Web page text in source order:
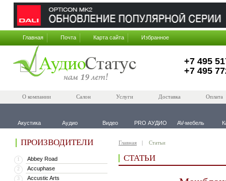
Главная Почта Карта сайта Избранное
+7 495
+7 495
О компании Салон Услуги Доставка Оплата
Акустика Аудио Видео PRO АУДИО AV-мебель
ПРОИЗВОДИТЕЛИ
1 Abbey Road
2 Accuphase
3 Accustic Arts
Главная Статьи
СТАТЬИ